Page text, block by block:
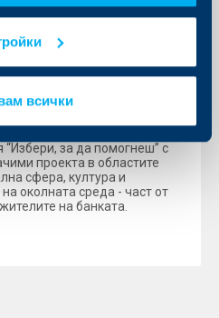
всички
за да помогнеш” с
проектa в областите
сфера, култура и
околната среда - част от
на банката.